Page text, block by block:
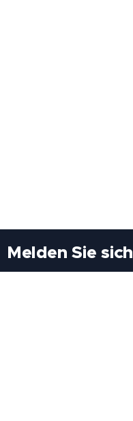
Melden Sie sich